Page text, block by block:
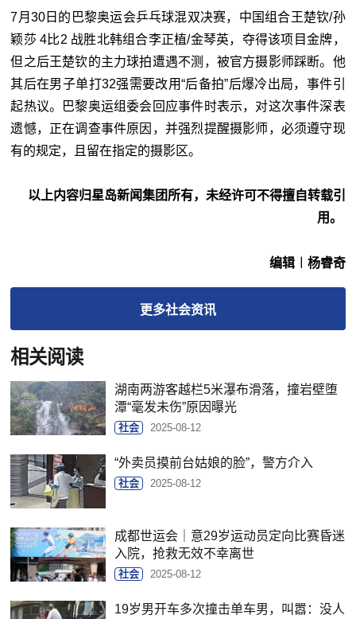
7月30日的巴黎奥运会乒乓球混双决赛，中国组合王楚钦/孙
颖莎 4比2 战胜北韩组合李正植/金琴英，夺得该项目金牌，
但之后王楚钦的主力球拍遭遇不测，被官方摄影师踩断。他
其后在男子单打32强需要改用“后备拍”后爆冷出局，事件引
起热议。巴黎奥运组委会回应事件时表示，对这次事件深表
遗憾，正在调查事件原因，并强烈提醒摄影师，必须遵守现
有的规定，且留在指定的摄影区。
以上内容归星岛新闻集团所有，未经许可不得擅自转载引
用。
编辑︱杨睿奇
更多社会资讯
相关阅读
湖南两游客越栏5米瀑布滑落，撞岩壁堕
潭“毫发未伤”原因曝光
社会 2025-08-12
“外卖员摸前台姑娘的脸”，警方介入
社会 2025-08-12
成都世运会｜意29岁运动员定向比赛昏迷
入院，抢救无效不幸离世
社会 2025-08-12
19岁男开车多次撞击单车男，叫嚣：没人